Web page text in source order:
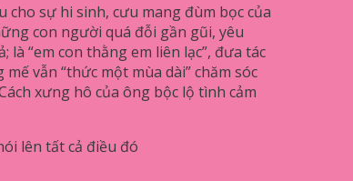
sự hi sinh, cưu mang đùm bọc của
con người quá đỗi gần gũi, yêu
là “em con thằng em liên lạc”, đưa tác
vẫn “thức một mùa dài” chăm sóc
xưng hô của ông bộc lộ tình cảm
lên tất cả điều đó